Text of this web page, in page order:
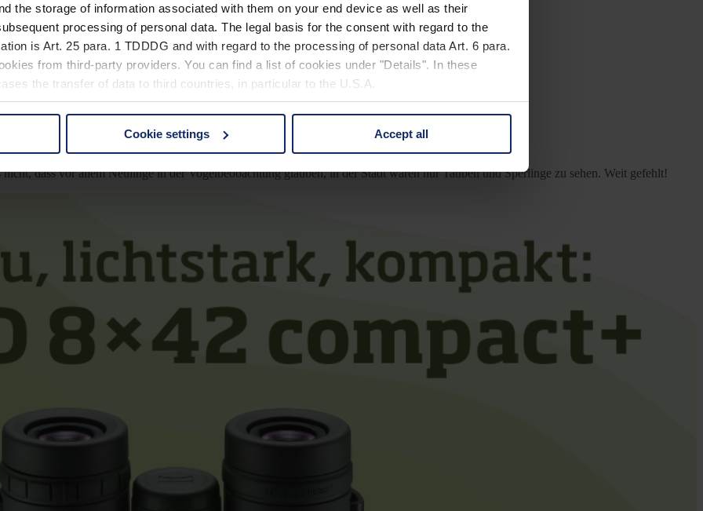
the storage of information associated with them on your end device as well as their
processing of personal data. The legal basis for the consent with regard to the
is Art. 25 para. 1 TDDDG and with regard to the processing of personal data Art. 6 para.
from third-party providers. You can find a list of cookies under "Details". In these
the transfer of data to third countries, in particular to the U.S.A.
non-essential cookies by clicking on the "Accept all" button or change your mind by clicking
Cookie settings Accept all
und ist ein kleiner lebhafter Vogel, der sich hauptsächlich von Insekten ernährt.
sich nicht einmal die Mühe machen muss, ein eigenes Nest zu bauen: der Baumfalke.
dass vor allem Neulinge in der Vogelbeobachtung glauben, in der Stadt wären nur Tauben und Sperlinge zu sehen. Weit gefehlt!